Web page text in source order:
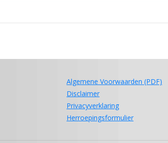
Algemene Voorwaarden (PDF)
Disclaimer
Privacyverklaring
Herroepingsformulier